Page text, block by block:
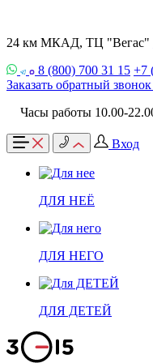
24 км МКАД, ТЦ "Вегас"
8 (800) 700 31 15 +7
Заказать обратный звонок
Часы работы 10.00-
Вход
ДЛЯ НЕЁ
ДЛЯ НЕГО
ДЛЯ ДЕТЕЙ